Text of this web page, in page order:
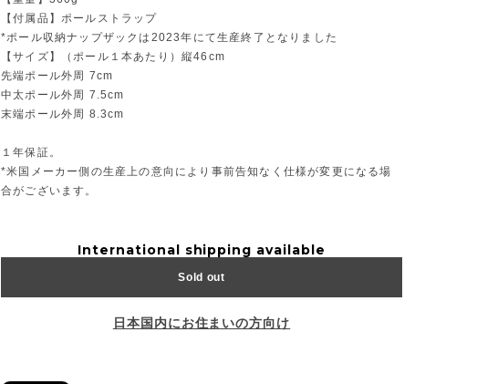
【付属品】ポールストラップ
*ポール収納ナップザックは2023年にて生産終了となりました
【サイズ】（ポール１本あたり）縦46cm
先端ポール外周 7cm
中太ポール外周 7.5cm
末端ポール外周 8.3cm
１年保証。
*米国メーカー側の生産上の意向により事前告知なく仕様が変更になる場
合がございます。
International shipping available
Sold out
日本国内にお住まいの方向け